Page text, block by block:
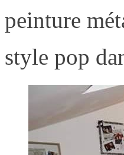
peinture
style pop